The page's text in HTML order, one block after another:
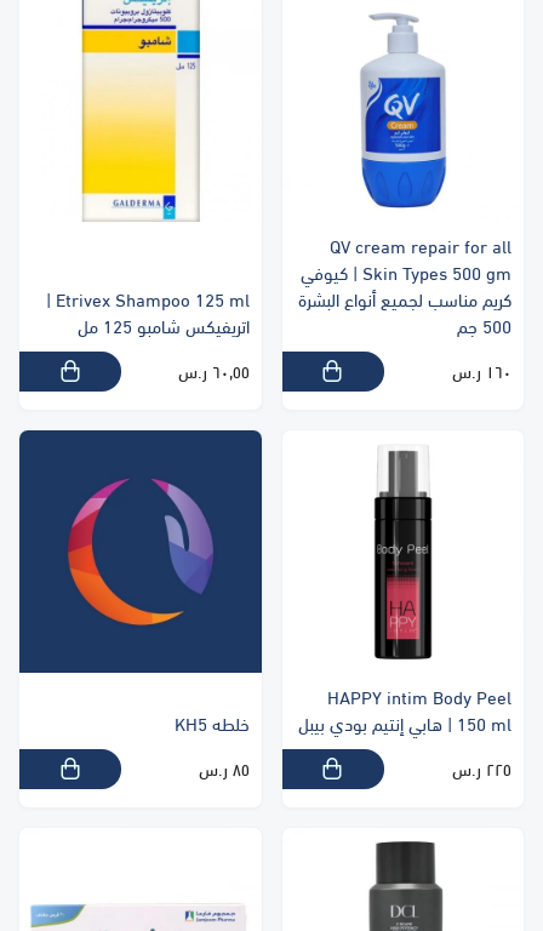
QV cream repair for all
Skin Types 500 gm | كيوفي
كريم مناسب لجميع أنواع البشرة
500 جم
١٦٠ ر.س
Etrivex Shampoo 125 ml |
اتريفيكس شامبو 125 مل
٦٠٫٥٥ ر.س
HAPPY intim Body Peel
150 ml | هابي إنتيم بودي بيبل
٢٢٥ ر.س
خلطه KH5
٨٥ ر.س